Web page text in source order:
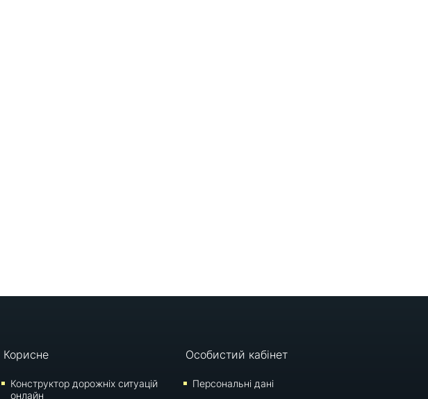
Корисне
Конструктор дорожніх ситуацій
онлайн
Особистий кабінет
Персональні дані